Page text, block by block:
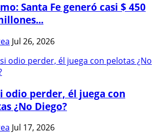
Santa Fe generó casi $ 450
Jul 26, 2026
odio perder, él juega con
¿No Diego?
Jul 17, 2026